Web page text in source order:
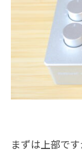
まずは上部で